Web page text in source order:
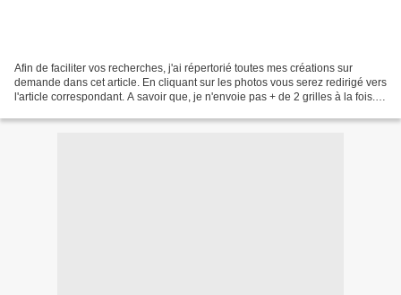
Afin de faciliter vos recherches, j'ai répertorié toutes mes créations sur
demande dans cet article. En cliquant sur les photos vous serez redirigé vers
l'article correspondant. A savoir que, je n'envoie pas + de 2 grilles à la fois.